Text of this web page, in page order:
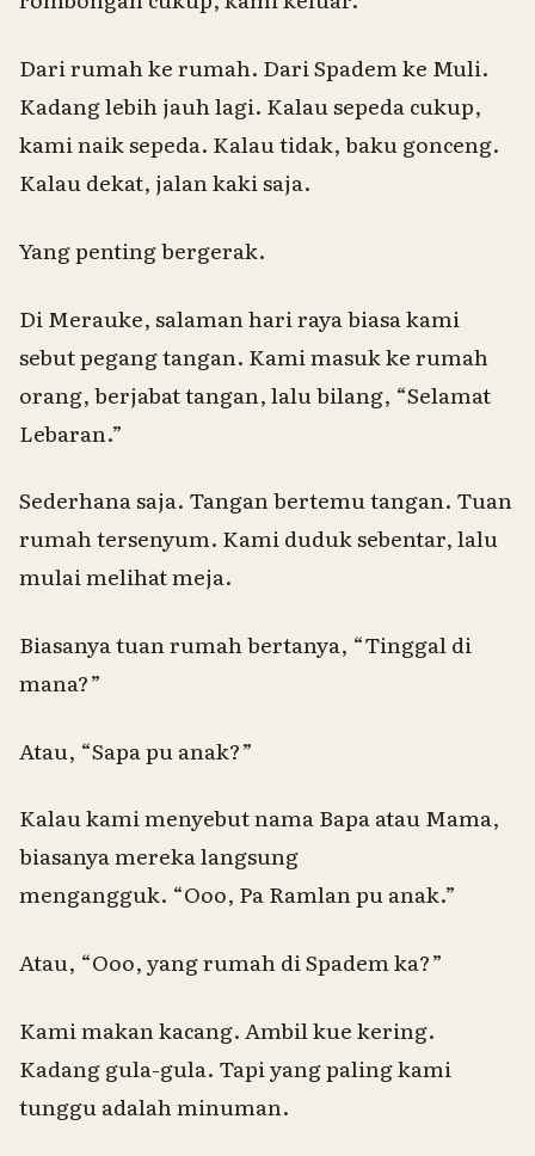
Dari rumah ke rumah. Dari Spadem ke Muli.
Kadang lebih jauh lagi. Kalau sepeda cukup,
kami naik sepeda. Kalau tidak,baku gonceng.
Kalau dekat, jalan kaki saja.
Yang penting bergerak.
Di Merauke, salaman hari raya biasa kami
sebutpegang tangan. Kami masuk ke rumah
orang, berjabat tangan, lalu bilang, “Selamat
Lebaran.”
Sederhana saja. Tangan bertemu tangan. Tuan
rumah tersenyum. Kami duduk sebentar, lalu
mulai melihat meja.
Biasanya tuan rumah bertanya, “Tinggal di
mana?”
Atau, “Sapa puanak?”
Kalau kami menyebut nama Bapa atau Mama,
biasanya mereka langsung
mengangguk. “Ooo, Pa Ramlanpuanak.”
Atau, “Ooo, yang rumah di Spademka?”
Kami makan kacang. Ambil kue kering.
Kadang gula-gula. Tapi yang paling kami
tunggu adalah minuman.